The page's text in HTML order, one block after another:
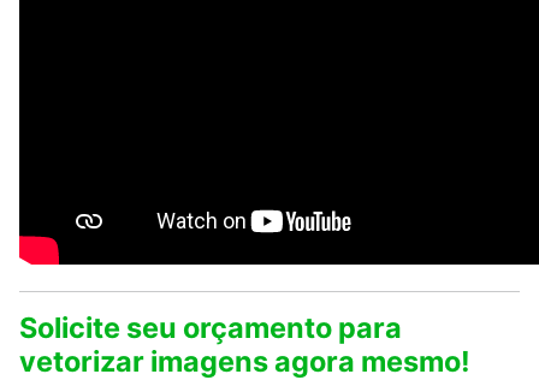
Solicite seu orçamento para
vetorizar imagens agora mesmo!